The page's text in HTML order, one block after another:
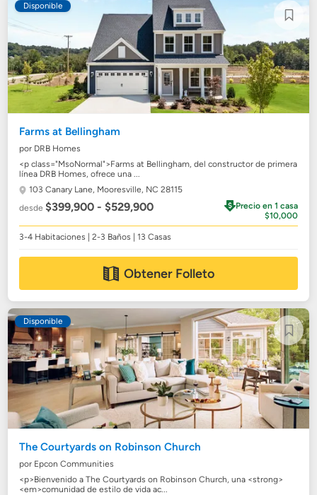
Disponible
Farms at Bellingham
por DRB Homes
<p class="MsoNormal">Farms at Bellingham, del constructor de primera
línea DRB Homes, ofrece una ...
103 Canary Lane, Mooresville, NC 28115
desde$399,900 - $529,900
Precio en 1 casa
$10,000
3-4 Habitaciones | 2-3 Baños | 13 Casas
Obtener Folleto
Disponible
The Courtyards on Robinson Church
por Epcon Communities
<p>Bienvenido a The Courtyards on Robinson Church, una <strong>
<em>comunidad de estilo de vida ac...